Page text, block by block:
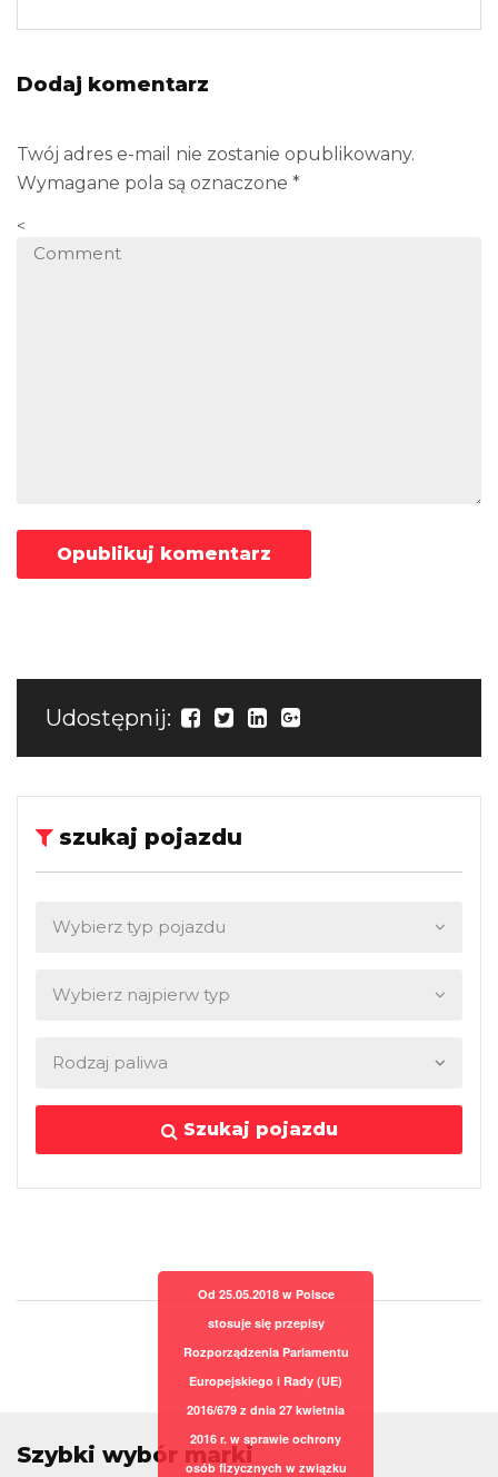
Dodaj komentarz
Twój adres e-mail nie zostanie opublikowany.
Wymagane pola są oznaczone *
<
Udostępnij:
szukaj pojazdu
Szukaj pojazdu
Szybki wybór marki
Od 25.05.2018 w Polsce
stosuje się przepisy
Rozporządzenia Parlamentu
Europejskiego i Rady (UE)
2016/679 z dnia 27 kwietnia
2016 r. w sprawie ochrony
osób fizycznych w związku